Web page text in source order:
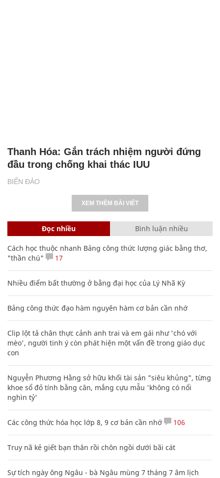
BIỂN ĐẢO
Thanh Hóa: Gắn trách nhiệm người đứng
đầu trong chống khai thác IUU
XEM THÊM BÀI VIẾT
Đọc nhiều Bình luận nhiều
Cách học thuộc nhanh Bảng công thức lượng giác bằng thơ,
"thần chú"
17
Nhiều điểm bất thường ở bằng đại học của Lý Nhã Kỳ
Bảng công thức đạo hàm nguyên hàm cơ bản cần nhớ
Clip lột tả chân thực cảnh anh trai và em gái như 'chó với
mèo', người tinh ý còn phát hiện một vấn đề trong giáo dục
con
Nguyễn Phương Hằng sở hữu khối tài sản "siêu khủng", từng
khoe sổ đỏ tính bằng cân, mắng cựu mẫu 'không có nổi
nghìn tỷ'
Các công thức hóa học lớp 8, 9 cơ bản cần nhớ 106
Truy nã kẻ giết bạn thân rồi chôn ngồi dưới bãi cát
Sự tích ngày ông Ngâu - bà Ngâu mùng 7 tháng 7 âm lịch